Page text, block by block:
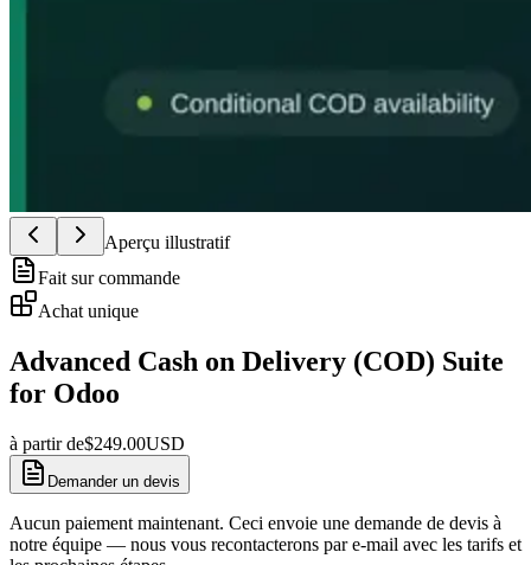
Aperçu illustratif
Fait sur commande
Achat unique
Advanced Cash on Delivery (COD) Suite
for Odoo
à partir de$249.00USD
Demander un devis
Aucun paiement maintenant. Ceci envoie une demande de devis à
notre équipe — nous vous recontacterons par e-mail avec les tarifs et